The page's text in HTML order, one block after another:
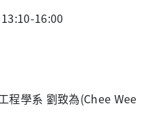
16:00
程學系 劉致為(Chee Wee